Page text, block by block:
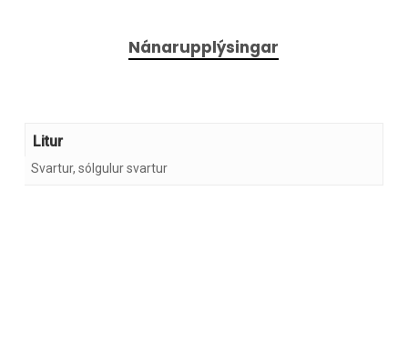
Nánarupplýsingar
Litur
Svartur, sólgulur svartur